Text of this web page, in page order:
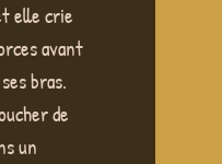
elle crie
avant
bras.
de
un